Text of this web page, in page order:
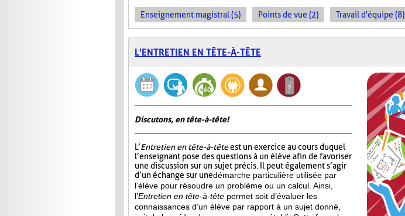
Enseignement magistral (5) Points de vue (2) Travail d'équipe (8)
L'ENTRETIEN EN TÊTE-À-TÊTE
Discutons, en tête-à-tête!
L’Entretien en tête-à-têteest un exercice au cours duquel
l’enseignant pose des questions à un élève afin de favoriser
une discussion sur un sujet précis. Il peut également s’agir
d’un échange sur unedémarche particulière utilisée par
l’élève pour résoudre un problème ou un calcul. Ainsi,
l’Entretien en tête-à-tête permet soit d’évaluer les
connaissances d’un élève par rapport à un sujet donné,